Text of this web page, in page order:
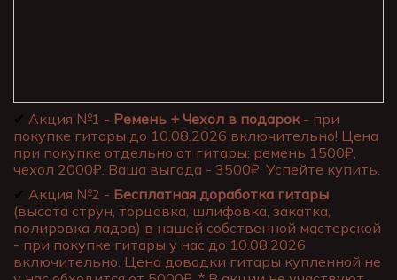
✔ Акция №1 - Ремень + Чехол в подарок- при
покупке гитары до 10.08.2026 включительно! Цена
при покупке отдельно от гитары: ремень 1500₽,
чехол 2000₽. Ваша выгода - 3500₽. Успейте купить.
✔ Акция №2 - Бесплатная доработка гитары
(высота струн, торцовка, шлифовка, закатка,
полировка ладов) в нашей собственной мастерской
- при покупке гитары у нас до 10.08.2026
включительно. Цена доводки гитары купленной не